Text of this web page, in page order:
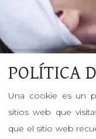
POLÍTICA
Una cookie es un
sitios web que
que el sitio web